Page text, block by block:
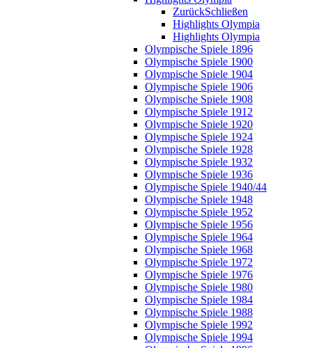
ZurückSchließen
Highlights Olympia
Highlights Olympia
Olympische Spiele 1896
Olympische Spiele 1900
Olympische Spiele 1904
Olympische Spiele 1906
Olympische Spiele 1908
Olympische Spiele 1912
Olympische Spiele 1920
Olympische Spiele 1924
Olympische Spiele 1928
Olympische Spiele 1932
Olympische Spiele 1936
Olympische Spiele 1940/44
Olympische Spiele 1948
Olympische Spiele 1952
Olympische Spiele 1956
Olympische Spiele 1964
Olympische Spiele 1968
Olympische Spiele 1972
Olympische Spiele 1976
Olympische Spiele 1980
Olympische Spiele 1984
Olympische Spiele 1988
Olympische Spiele 1992
Olympische Spiele 1994